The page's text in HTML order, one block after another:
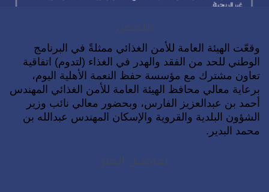
ملخص
وقعّت الهيئة العامة للأمن الغذائي ممثلةً في البرنامج
الوطني للحد من الفقد والهدر في الغذاء (لتدوم) اتفاقية
تعاون مشترك مع مؤسسة حفظ النعمة الأهلية اليوم،
برعاية معالي محافظ الهيئة العامة للأمن الغذائي المهندس
أحمد بن عبدالعزيز الفارس، وبحضور معالي نائب وزير
الشؤون البلدية والقروية والإسكان المهندس عبدالله بن
محمد البدير.
تفاصيل الخبر